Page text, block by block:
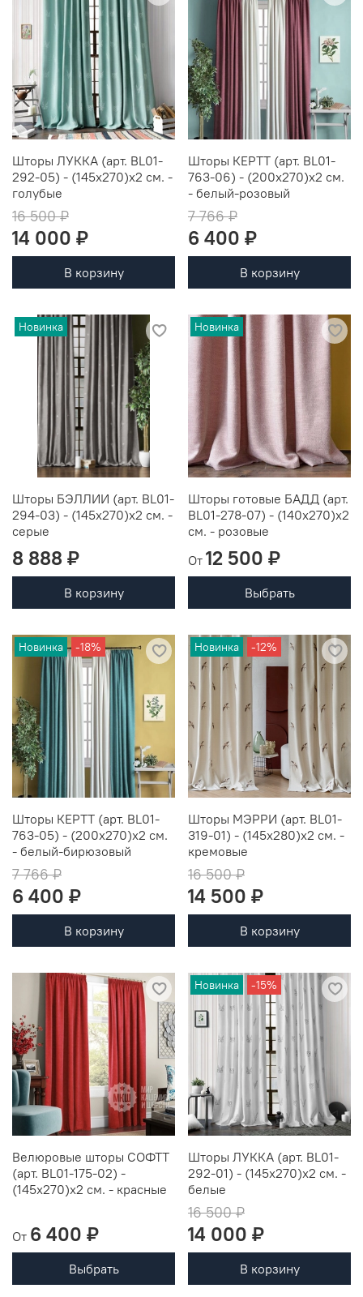
Шторы ЛУККА (арт. BL01-
292-05) - (145х270)х2 см. -
голубые
16 500 ₽
14 000 ₽
В корзину
Шторы КЕРТТ (арт. BL01-
763-06) - (200х270)х2 см.
- белый-розовый
7 766 ₽
6 400 ₽
В корзину
Новинка
Шторы БЭЛЛИИ (арт. BL01-
294-03) - (145х270)х2 см. -
серые
8 888 ₽
В корзину
Новинка
Шторы готовые БАДД (арт.
BL01-278-07) - (140х270)х2
см. - розовые
От 12 500 ₽
Выбрать
Новинка -18%
Шторы КЕРТТ (арт. BL01-
763-05) - (200х270)х2 см.
- белый-бирюзовый
7 766 ₽
6 400 ₽
В корзину
Новинка -12%
Шторы МЭРРИ (арт. BL01-
319-01) - (145х280)х2 см. -
кремовые
16 500 ₽
14 500 ₽
В корзину
Велюровые шторы СОФТТ
(арт. BL01-175-02) -
(145х270)х2 см. - красные
От 6 400 ₽
Выбрать
Новинка -15%
Шторы ЛУККА (арт. BL01-
292-01) - (145х270)х2 см. -
белые
16 500 ₽
14 000 ₽
В корзину